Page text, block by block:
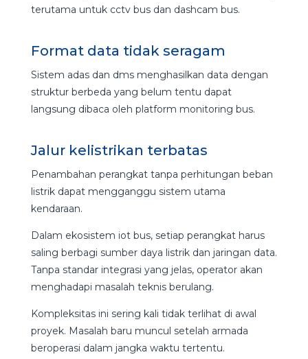
terutama untuk cctv bus dan dashcam bus.
Format data tidak seragam
Sistem adas dan dms menghasilkan data dengan
struktur berbeda yang belum tentu dapat
langsung dibaca oleh platform monitoring bus.
Jalur kelistrikan terbatas
Penambahan perangkat tanpa perhitungan beban
listrik dapat mengganggu sistem utama
kendaraan.
Dalam ekosistem iot bus, setiap perangkat harus
saling berbagi sumber daya listrik dan jaringan data.
Tanpa standar integrasi yang jelas, operator akan
menghadapi masalah teknis berulang.
Kompleksitas ini sering kali tidak terlihat di awal
proyek. Masalah baru muncul setelah armada
beroperasi dalam jangka waktu tertentu.